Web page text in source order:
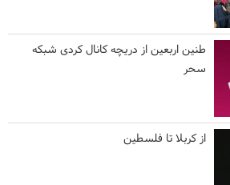
طنین اربعین از دریچه کانال کردی شبکه
سحر
از کربلا تا فلسطین